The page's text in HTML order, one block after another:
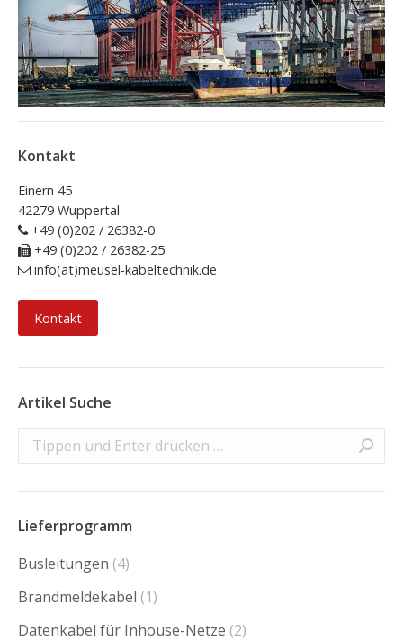
Kontakt
Einern 45
42279 Wuppertal
+49 (0)202 / 26382-0
+49 (0)202 / 26382-25
info(at)meusel-kabeltechnik.de
Kontakt
Artikel Suche
Search:
Lieferprogramm
Busleitungen (4)
Brandmeldekabel (1)
Datenkabel für Inhouse-Netze (2)